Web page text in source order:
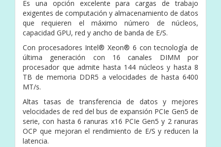
Es una opción excelente para cargas de trabajo
exigentes de computación y almacenamiento de datos
que requieren el máximo número de núcleos,
capacidad GPU, red y ancho de banda de E/S.
Con procesadores Intel® Xeon® 6 con tecnología de
última generación con 16 canales DIMM por
procesador que admite hasta 144 núcleos y hasta 8
TB de memoria DDR5 a velocidades de hasta 6400
MT/s.
Altas tasas de transferencia de datos y mejores
velocidades de red del bus de expansión PCIe Gen5 de
serie, con hasta 6 ranuras x16 PCIe Gen5 y 2 ranuras
OCP que mejoran el rendimiento de E/S y reducen la
latencia.